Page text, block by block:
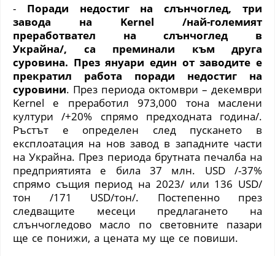
- Поради недостиг на слънчоглед, три
завода на Kernel /най-големият
преработвател на слънчоглед в
Украйна/, са преминали към друга
суровина. През януари един от заводите е
прекратил работа поради недостиг на
суровини. През периода октомври – декември
Kernel е преработил 973,000 тона маслени
култури /+20% спрямо предходната година/.
Ръстът е определен след пускането в
експлоатация на нов завод в западните части
на Украйна. През периода брутната печалба на
предприятията е била 37 млн. USD/-37%
спрямо същия период на 2023/ или 136 USD/
тон /171 USD/тон/. Постепенно през
следващите месеци предлагането на
слънчогледово масло по световните пазари
ще се понижи, а цената му ще се повиши.